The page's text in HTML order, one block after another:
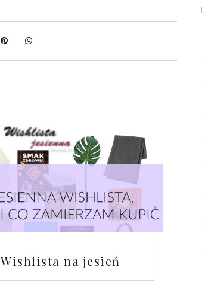
Wishlista na jesień